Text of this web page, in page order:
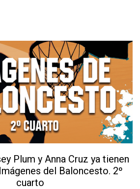
Plum y Anna Cruz ya tienen
del Baloncesto. 2º
cuarto